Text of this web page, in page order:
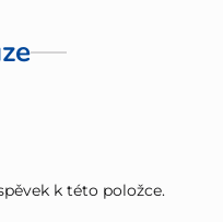
k této položce.